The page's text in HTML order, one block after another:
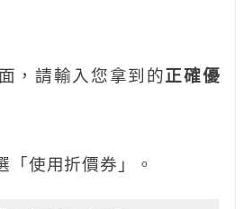
，請輸入您拿到的正確優
「使用折價券」。